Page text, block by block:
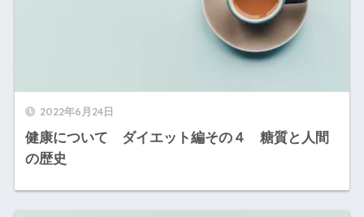
2022年6月24日
健康について ダイエット編その４ 糖質と人間
の歴史